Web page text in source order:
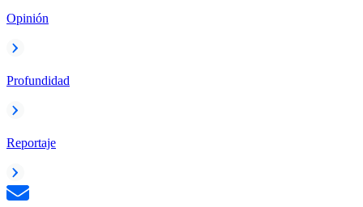
Opinión
Profundidad
Reportaje